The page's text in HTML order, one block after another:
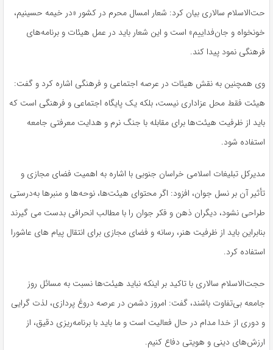
حت‌الاسلام سالاری بیان کرد: شعار امسال محرم در کشور «در خیمه حسینیم،
خونخواه و جان‌فداییم» است و این شعار باید در عمل هیئات و برنامه‌های
فرهنگی نمود پیدا کند.
وی همچنین به نقش هیئات در عرصه اجتماعی و فرهنگی اشاره کرد و گفت:
هیئت فقط محل عزاداری نیست، بلکه یک پایگاه اجتماعی و فرهنگی است که
باید از ظرفیت هیئت‌ها برای مقابله با جنگ نرم و هدایت معرفتی جامعه
استفاده شود.
مدیرکل تبلیغات اسلامی خراسان جنوبی با اشاره به اهمیت فضای مجازی و
تأثیر آن بر نسل جوان، افزود: اگر محتوای هیئت‌ها، نوحه‌ها و منبرها به‌درستی
طراحی نشود، دیگران ذهن و فکر جوان را با مطالب انحرافی بدست می گیرند
بنابراین باید از ظرفیت هنر، رسانه و فضای مجازی برای انتقال پیام های عاشورا
استفاده کرد.
حجت‌الاسلام سالاری با تاکید بر اینکه نباید هیئت‌ها نسبت به مسائل روز
جامعه بی‌تفاوت باشند، گفت: امروز دشمن در عرصه دروغ پردازی، لذت گرایی
و دوری از خدا مدام در حال فعالیت است و ما باید با برنامه‌ریزی دقیق، از
ارزش‌های دینی و هویتی دفاع کنیم.